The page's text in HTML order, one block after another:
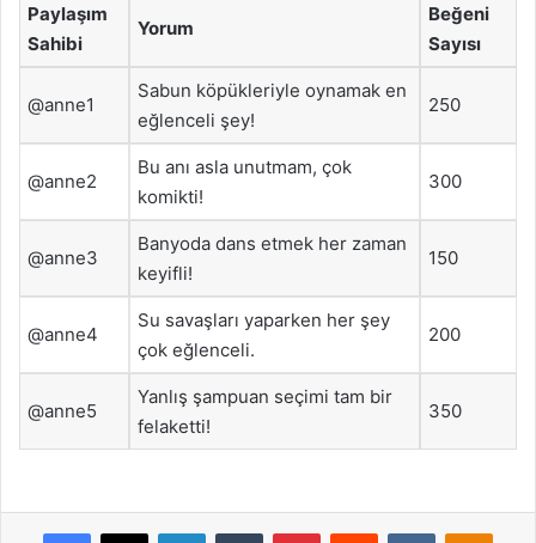
Paylaşım
Sahibi
Yorum
Beğeni
Sayısı
@anne1
Sabun köpükleriyle oynamak en
eğlenceli şey!
250
@anne2
Bu anı asla unutmam, çok
komikti!
300
@anne3
Banyoda dans etmek her zaman
keyifli!
150
@anne4
Su savaşları yaparken her şey
çok eğlenceli.
200
@anne5
Yanlış şampuan seçimi tam bir
felaketti!
350
Facebook
X LinkedInTumblr PinterestReddit VKontakte